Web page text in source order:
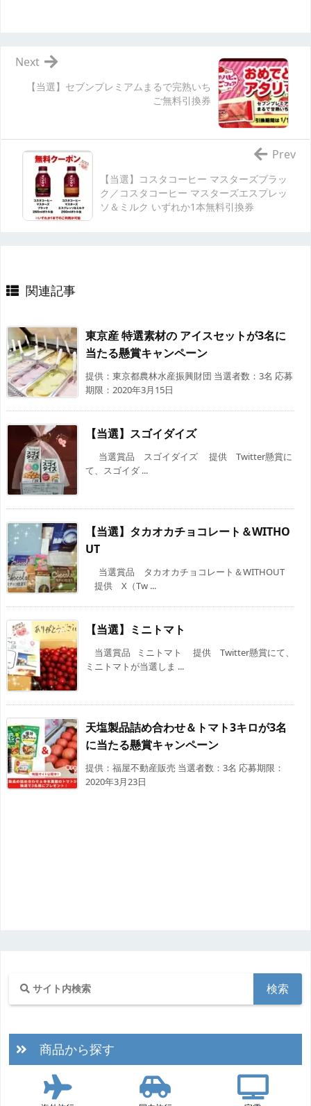
【当選】セブンプレミアムまるで完熟いち
ご無料引換券
Next
【当選】コスタコーヒー マスターズブラッ
ク／コスタコーヒー マスターズエスプレッ
ソ＆ミルク いずれか1本無料引換券
Prev
関連記事
東京産 特選素材の アイスセットが3名に
当たる懸賞キャンペーン
提供：東京都農林水産振興財団 当選者数：3名 応募
期限：2020年3月15日
【当選】スゴイダイズ
当選賞品 スゴイダイズ 提供 Twitter懸賞に
て、スゴイダ ...
【当選】タカオカチョコレート＆WITHO
UT
当選賞品 タカオカチョコレート＆WITHOUT
提供 X（Tw ...
【当選】ミニトマト
当選賞品 ミニトマト 提供 Twitter懸賞にて、
ミニトマトが当選しま ...
天塩製品詰め合わせ＆トマト3キロが3名
に当たる懸賞キャンペーン
提供：福屋不動産販売 当選者数：3名 応募期限：
2020年3月23日
商品から探す